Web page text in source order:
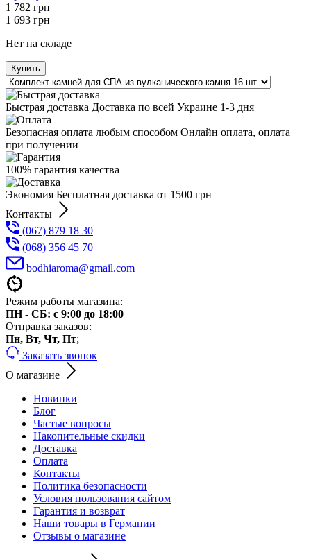
1 782 грн
1 693 грн
Нет на складе
Купить
Быстрая доставка Доставка по всей Украине 1-3 дня
Безопасная оплата любым способом Онлайн оплата, оплата
при получении
100% гарантия качества
Экономия Бесплатная доставка от 1500 грн
Контакты
(067) 879 18 30
(068) 356 45 70
bodhiaroma@gmail.com
Режим работы магазина:
ПН - СБ: с 9:00 до 18:00
Отправка заказов:
Пн, Вт, Чт, Пт;
Заказать звонок
О магазине
Новинки
Блог
Частые вопросы
Накопительные скидки
Доставка
Оплата
Контакты
Политика безопасности
Условия пользования сайтом
Гарантия и возврат
Наши товары в Германии
Отзывы о магазине